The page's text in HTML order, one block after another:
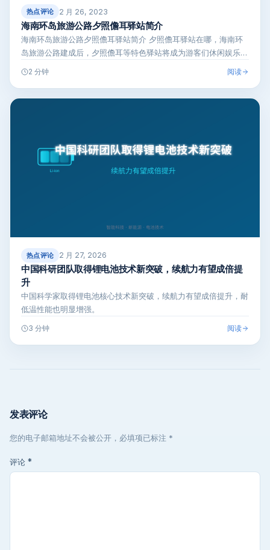
热点评论 2 月 26, 2023
海南环岛旅游公路夕照儋耳驿站简介
海南环岛旅游公路夕照儋耳驿站简介 夕照儋耳驿站在哪，海南环
岛旅游公路建成后，夕照儋耳等特色驿站将成为游客们休闲娱乐的
2 分钟 阅读
热点评论 2 月 27, 2026
中国科研团队取得锂电池技术新突破，续航力有望成倍提
升
中国科学家取得锂电池核心技术新突破，续航力有望成倍提升，耐
低温性能也明显增强。
3 分钟 阅读
发表评论
您的电子邮箱地址不会被公开，必填项已标注 *
评论 *